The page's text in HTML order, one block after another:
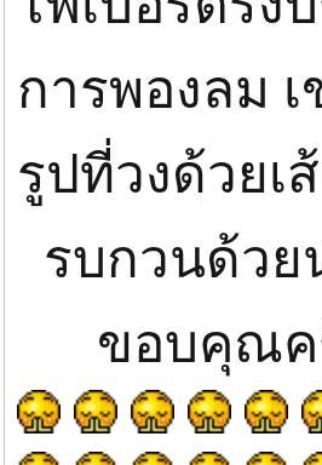
การพองลม
รูปที่วงด้วยเ
รบกวนด้วย
ขอบคุณค